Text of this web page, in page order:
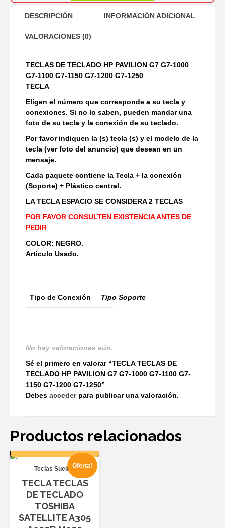
DESCRIPCIÓN INFORMACIÓN ADICIONAL
VALORACIONES (0)
TECLAS DE TECLADO HP PAVILION G7 G7-1000
G7-1100 G7-1150 G7-1200 G7-1250
TECLA
Eligen el número que corresponde a su tecla y
conexiones. Si no lo saben, pueden mandar una
foto de su tecla y la conexión de su teclado.
Por favor indiquen la (s) tecla (s) y el modelo de la
tecla (ver foto del anuncio) que desean en un
mensaje.
Cada paquete contiene la Tecla + la conexión
(Soporte) + Plástico central.
LA TECLA ESPACIO SE CONSIDERA 2 TECLAS
POR FAVOR CONSULTEN EXISTENCIA ANTES DE
PEDIR
COLOR: NEGRO.
Articulo Usado.
Tipo de Conexión Tipo Soporte
No hay valoraciones aún.
Sé el primero en valorar “TECLA TECLAS DE
TECLADO HP PAVILION G7 G7-1000 G7-1100 G7-
1150 G7-1200 G7-1250”
Debes accederpara publicar una valoración.
Productos relacionados
AÑADIR AL
Oferta!
Teclas Sueltas
TECLA TECLAS
DE TECLADO
TOSHIBA
SATELLITE A305